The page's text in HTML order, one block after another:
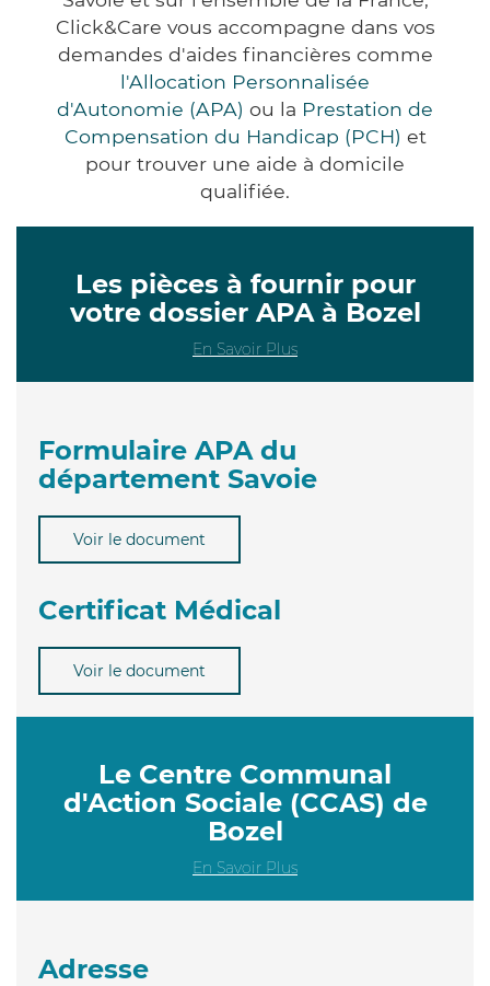
Click&Care vous accompagne dans vos
demandes d'aides financières comme
l'Allocation Personnalisée
d'Autonomie (APA) ou la Prestation de
Compensation du Handicap (PCH) et
pour trouver une aide à domicile
qualifiée.
Les pièces à fournir pour
votre dossier APA à Bozel
En Savoir Plus
Formulaire APA du
département Savoie
Voir le document
Certificat Médical
Voir le document
Le Centre Communal
d'Action Sociale (CCAS) de
Bozel
En Savoir Plus
Adresse